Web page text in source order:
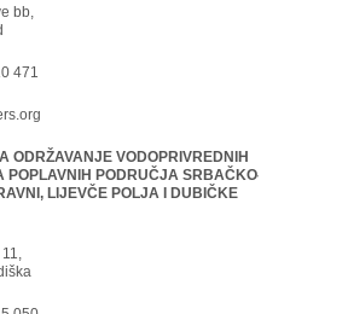
bb,
471
ODRŽAVANJE VODOPRIVREDNIH
POPLAVNIH PODRUČJA SRBAČKO-
LIJEVČE POLJA I DUBIČKE